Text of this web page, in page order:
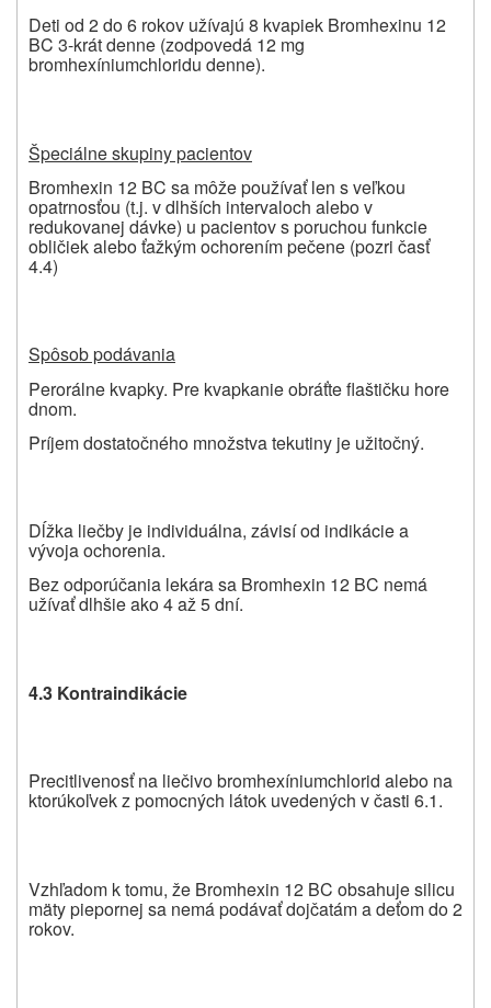
Deti od 2 do 6 rokov užívajú 8 kvapiek Bromhexinu 12
BC 3-krát denne (zodpovedá 12 mg
bromhexíniumchloridu denne).
Špeciálne skupiny pacientov
Bromhexin 12 BC sa môže používať len s veľkou
opatrnosťou (t.j. v dlhších intervaloch alebo v
redukovanej dávke) u pacientov s poruchou funkcie
obličiek alebo ťažkým ochorením pečene (pozri časť
4.4)
Spôsob podávania
Perorálne kvapky. Pre kvapkanie obráťte flaštičku hore
dnom.
Príjem dostatočného množstva tekutiny je užitočný.
Dĺžka liečby je individuálna, závisí od indikácie a
vývoja ochorenia.
Bez odporúčania lekára sa Bromhexin 12 BC nemá
užívať dlhšie ako 4 až 5 dní.
4.3 Kontraindikácie
Precitlivenosť na liečivo bromhexíniumchlorid alebo na
ktorúkoľvek z pomocných látok uvedených v časti 6.1.
Vzhľadom k tomu, že Bromhexin 12 BC obsahuje silicu
mäty piepornej sa nemá podávať dojčatám a deťom do 2
rokov.